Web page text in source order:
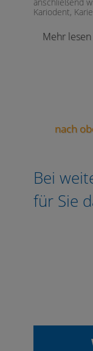
Kariodent,
Mehr lesen
nach
Bei
für Sie